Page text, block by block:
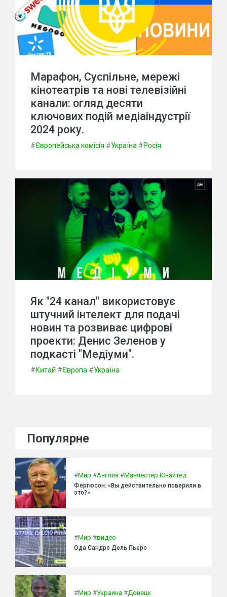
Марафон, Суспільне, мережі
кінотеатрів та нові телевізійні
канали: огляд десяти
ключових подій медіаіндустрії
2024 року.
#Європейська комісія #Україна #Росія
Як "24 канал" використовує
штучний інтелект для подачі
новин та розвиває цифрові
проекти: Денис Зеленов у
подкасті "Медіуми".
#Китай #Європа #Україна
Популярне
#Мир #Англия #Манчестер Юнайтед
Фергюсон: «Вы действительно поверили в
это?»
#Мир #видео
Ода Сандро Дель Пьеро
#Мир #Украина #Донецк